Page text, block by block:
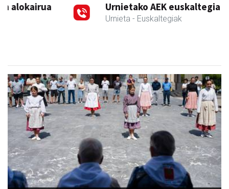
Urnietako AEK euskaltegia
- Euskaltegiak